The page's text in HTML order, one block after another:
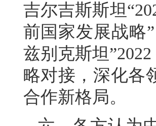
吉尔吉斯斯坦
前国家发展战略
兹别克斯坦
略对接，深化各
合作新格局。